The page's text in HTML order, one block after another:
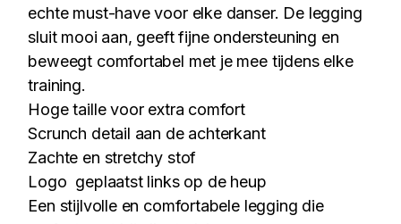
echte must-have voor elke danser. De legging
sluit mooi aan, geeft fijne ondersteuning en
beweegt comfortabel met je mee tijdens elke
training.
Hoge taille voor extra comfort
Scrunch detail aan de achterkant
Zachte en stretchy stof
Logo geplaatst links op de heup
Een stijlvolle en comfortabele legging die